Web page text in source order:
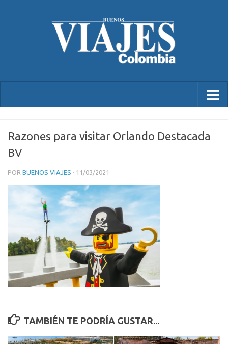
Razones para visitar Orlando Destacada
BV
POR BUENOS VIAJES · 11/03/2021
TAMBIÉN TE PODRÍA GUSTAR...